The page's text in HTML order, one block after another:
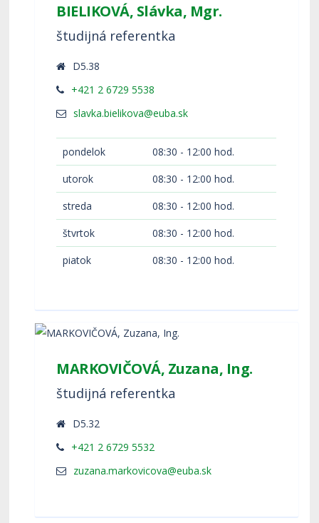
BIELIKOVÁ, Slávka, Mgr.
študijná referentka
D5.38
+421 2 6729 5538
pondelok
08:30 - 12:00 hod.
utorok
08:30 - 12:00 hod.
streda
08:30 - 12:00 hod.
štvrtok
08:30 - 12:00 hod.
piatok
08:30 - 12:00 hod.
MARKOVIČOVÁ, Zuzana, Ing.
študijná referentka
D5.32
+421 2 6729 5532